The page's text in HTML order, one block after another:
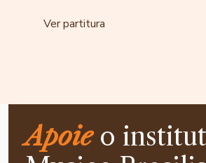
Ver partitura
Apoieo